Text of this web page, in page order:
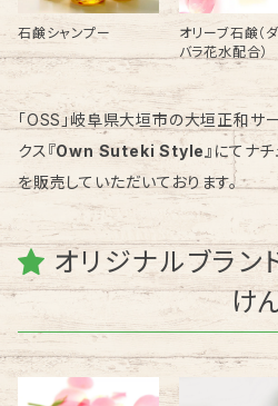
石鹸シャンプー
オリーブ石鹸（
バラ花水配合）
「OSS」岐阜県大垣市の大垣正和サ
クス『Own Suteki Style』 にてナ
を販売していただいております。
オリジナルブラン
け